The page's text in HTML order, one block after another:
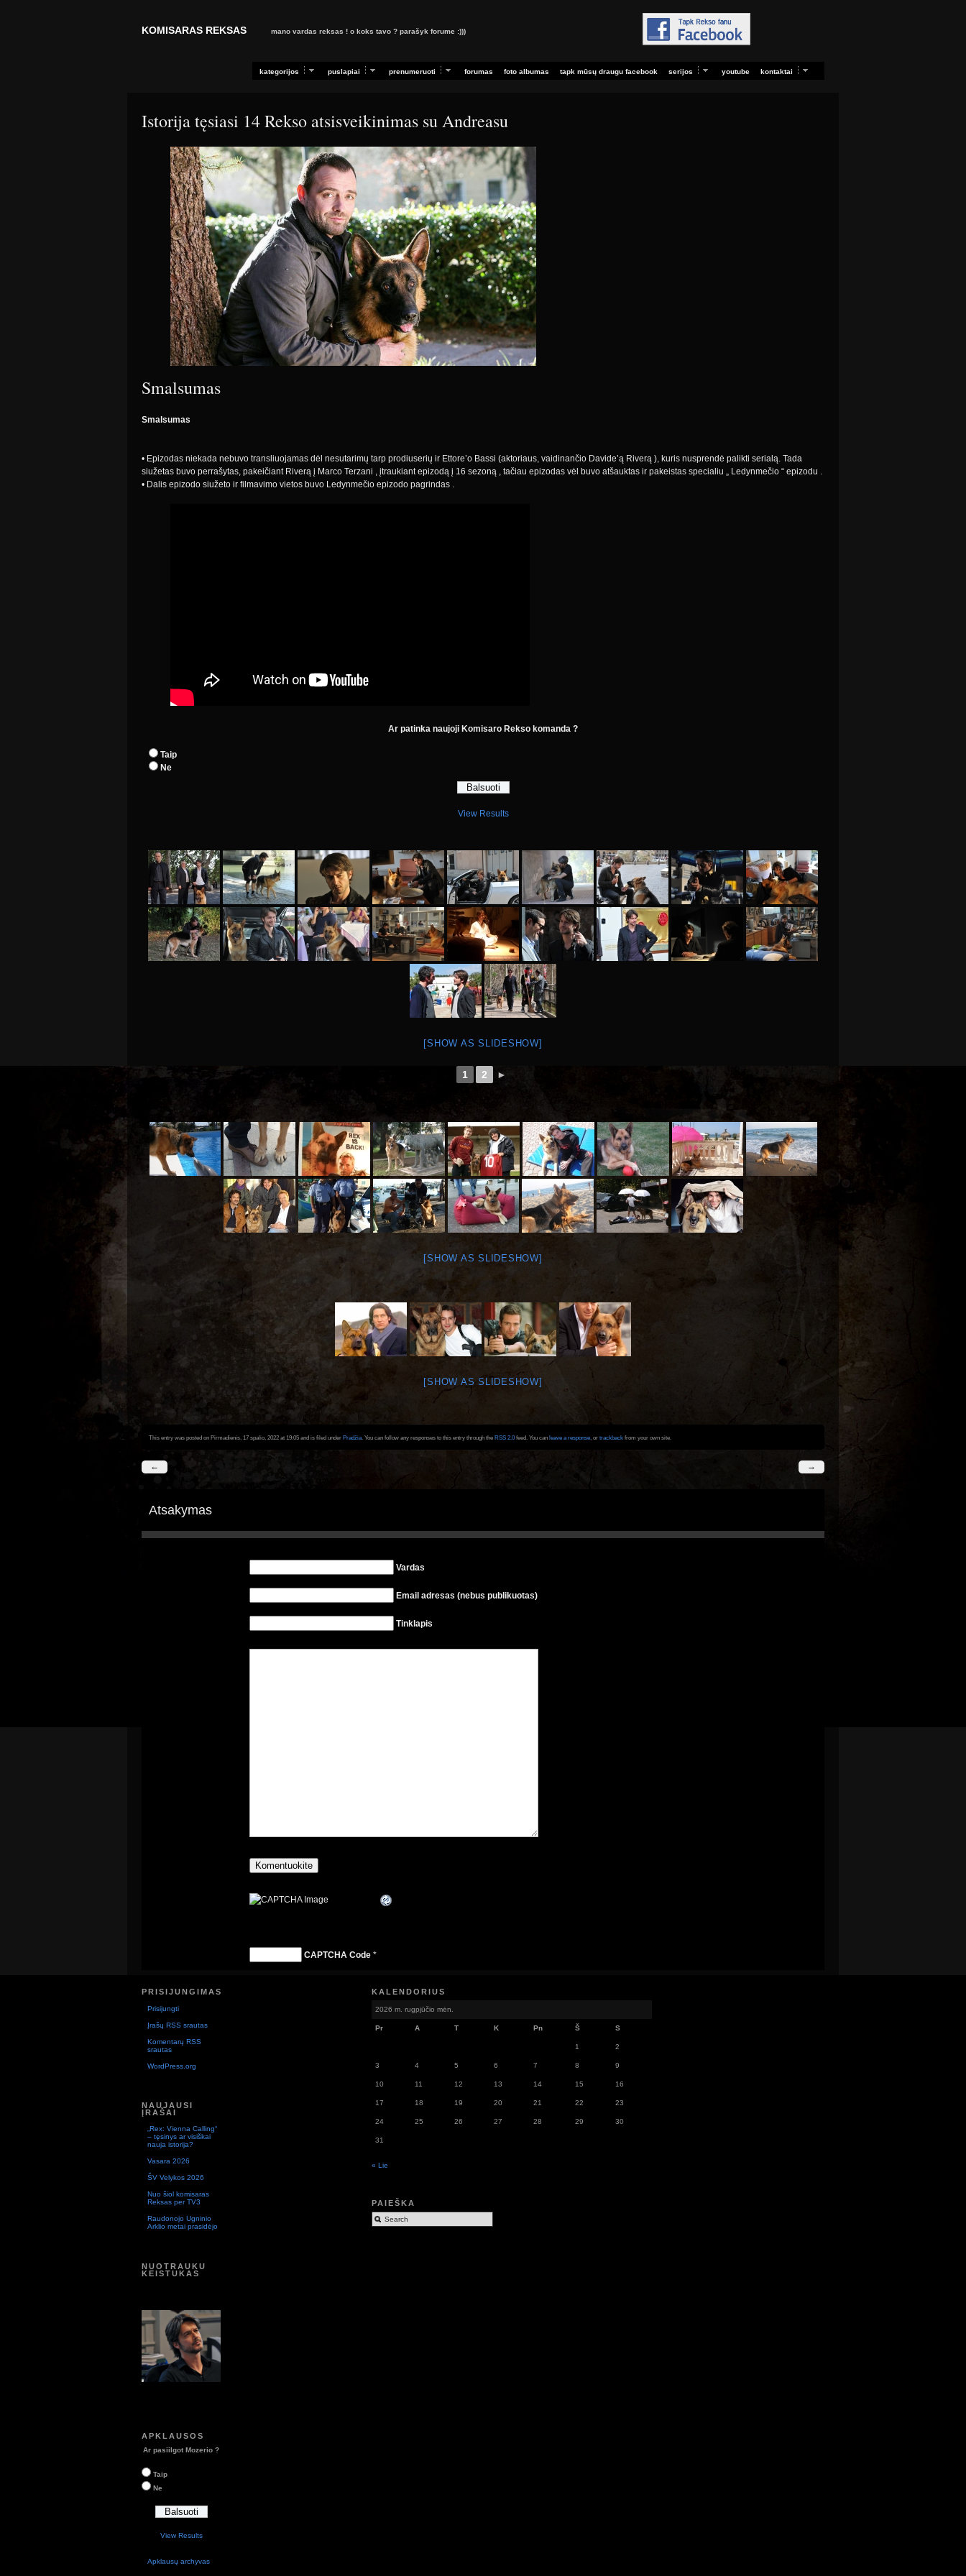
KOMISARAS REKSAS mano vardas reksas ! o koks tavo ? parašyk forume :)))
kategorijos puslapiai prenumeruoti forumas foto albumas tapk mūsų draugu facebook serijos youtube kontaktai
Istorija tęsiasi 14 Rekso atsisveikinimas su Andreasu
Smalsumas
Smalsumas
• Epizodas niekada nebuvo transliuojamas dėl nesutarimų tarp prodiuserių ir Ettore’o Bassi (aktoriaus, vaidinančio Davide’ą Riverą ), kuris nusprendė palikti serialą. Tada
siužetas buvo perrašytas, pakeičiant Riverą į Marco Terzani , įtraukiant epizodą į 16 sezoną , tačiau epizodas vėl buvo atšauktas ir pakeistas specialiu „ Ledynmečio “ epizodu .
• Dalis epizodo siužeto ir filmavimo vietos buvo Ledynmečio epizodo pagrindas .
Ar patinka naujoji Komisaro Rekso komanda ?
Taip
Ne
View Results
[SHOW AS SLIDESHOW]
1 2 ►
[SHOW AS SLIDESHOW]
[SHOW AS SLIDESHOW]
This entry was posted on Pirmadienis, 17 spalio, 2022 at 19:05 and is filed under Pradžia . You can follow any responses to this entry through the RSS 2.0 feed. You can leave a response , or trackback from your own site.
← →
Atsakymas
Vardas
Email adresas (nebus publikuotas)
Tinklapis
CAPTCHA Code *
PRISIJUNGIMAS
Prisijungti
Įrašų RSS srautas
Komentarų RSS
srautas
WordPress.org
NAUJAUSI
ĮRAŠAI
„Rex: Vienna Calling“
– tęsinys ar visiškai
nauja istorija?
Vasara 2026
ŠV Velykos 2026
Nuo šiol komisaras
Reksas per TV3
Raudonojo Ugninio
Arklio metai prasidėjo
NUOTRAUKU
KEISTUKAS
APKLAUSOS
Ar pasiilgot Mozerio ?
Taip
Ne
View Results
Apklausų archyvas
KALENDORIUS
2026 m. rugpjūčio mėn.
Pr A T K Pn Š S
1 2
3 4 5 6 7 8 9
10 11 12 13 14 15 16
17 18 19 20 21 22 23
24 25 26 27 28 29 30
31
« Lie
PAIEŠKA